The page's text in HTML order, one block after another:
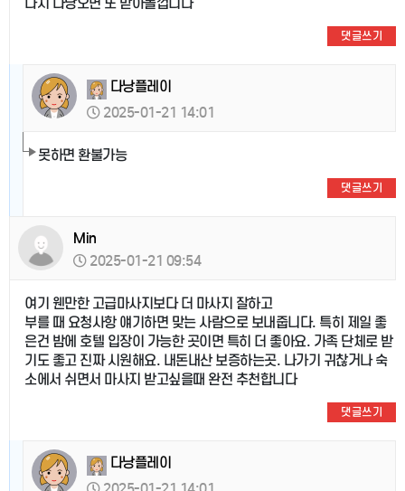
댓글쓰기
다낭플레이
2025-01-21 14:01
못하면 환불가능
댓글쓰기
Min
2025-01-21 09:54
여기 웬만한 고급마사지보다 더 마사지 잘하고
부를 때 요청사항 얘기하면 맞는 사람으로 보내줍니다. 특히 제일 좋
은건 밤에 호텔 입장이 가능한 곳이면 특히 더 좋아요. 가족 단체로 받
기도 좋고 진짜 시원해요. 내돈내산 보증하는곳. 나가기 귀찮거나 숙
소에서 쉬면서 마사지 받고싶을때 완전 추천합니다
댓글쓰기
다낭플레이